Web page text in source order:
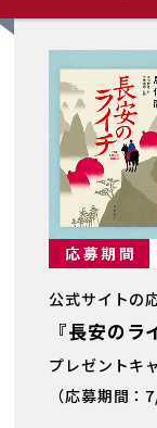
公式サイトの
『長安の
プレゼントキ
（応募期間